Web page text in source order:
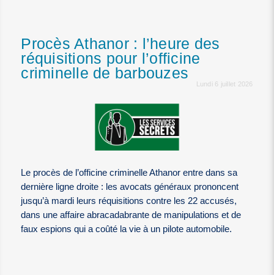
Procès Athanor : l’heure des
réquisitions pour l’officine
criminelle de barbouzes
Lundi 6 juillet 2026
Le procès de l’officine criminelle Athanor entre dans sa
dernière ligne droite : les avocats généraux prononcent
jusqu’à mardi leurs réquisitions contre les 22 accusés,
dans une affaire abracadabrante de manipulations et de
faux espions qui a coûté la vie à un pilote automobile.